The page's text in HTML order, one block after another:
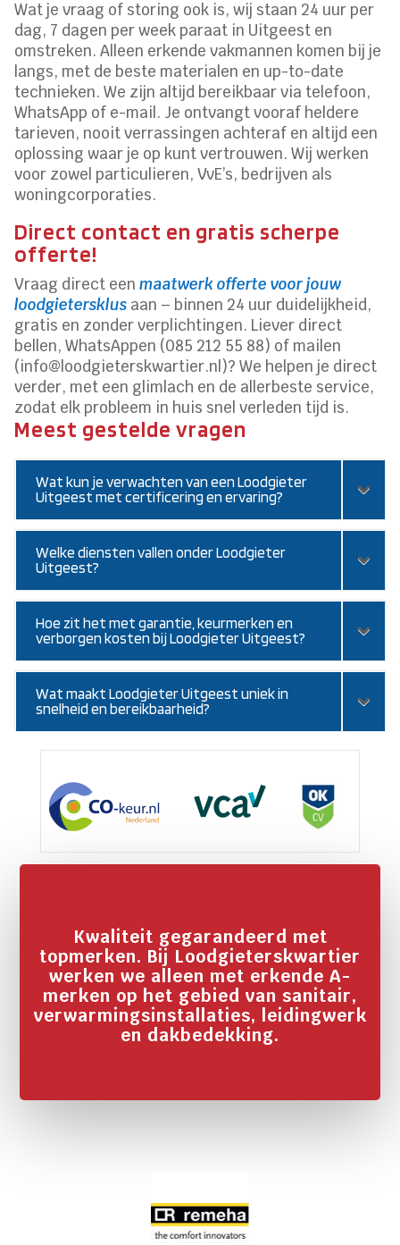
Wat je vraag of storing ook is, wij staan 24 uur per
dag, 7 dagen per week paraat in Uitgeest en
omstreken. Alleen erkende vakmannen komen bij je
langs, met de beste materialen en up-to-date
technieken. We zijn altijd bereikbaar via telefoon,
WhatsApp of e-mail. Je ontvangt vooraf heldere
tarieven, nooit verrassingen achteraf en altijd een
oplossing waar je op kunt vertrouwen. Wij werken
voor zowel particulieren, VvE’s, bedrijven als
woningcorporaties.
Direct contact en gratis scherpe
offerte!
Vraag direct eenmaatwerk offerte voor jouw
loodgietersklus aan – binnen 24 uur duidelijkheid,
gratis en zonder verplichtingen. Liever direct
bellen, WhatsAppen (085 212 55 88) of mailen
(info@loodgieterskwartier.nl)? We helpen je direct
verder, met een glimlach en de allerbeste service,
zodat elk probleem in huis snel verleden tijd is.
Meest gestelde vragen
Wat kun je verwachten van een Loodgieter
Uitgeest met certificering en ervaring?
Welke diensten vallen onder Loodgieter
Uitgeest?
Hoe zit het met garantie, keurmerken en
verborgen kosten bij Loodgieter Uitgeest?
Wat maakt Loodgieter Uitgeest uniek in
snelheid en bereikbaarheid?
Kwaliteit gegarandeerd met
topmerken. Bij Loodgieterskwartier
werken we alleen met erkende A-
merken op het gebied van sanitair,
verwarmingsinstallaties, leidingwerk
en dakbedekking.